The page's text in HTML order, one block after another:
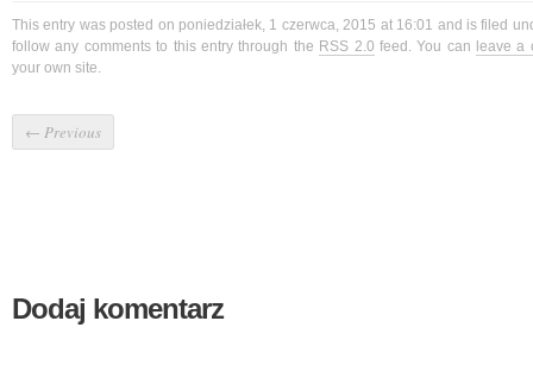
This entry was posted on poniedziałek, 1 czerwca, 2015 at 16:01 and is filed
follow any comments to this entry through the RSS 2.0 feed. You can leave a
your own site.
← Previous
Dodaj komentarz